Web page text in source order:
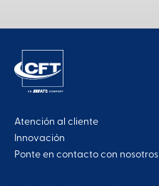
Atención al cliente
Innovación
Ponte en contacto con nosotros